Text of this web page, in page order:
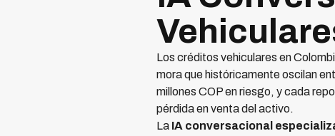
Los créditos vehiculares en
mora que históricamente oscilan
millones COP en riesgo, y cada
pérdida en venta del activo.
La IA conversacional